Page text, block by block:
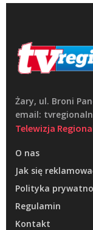
Żary, ul. Broni
email:
Telewizja
O nas
Jak się
Polityka
Regulamin
Kontakt